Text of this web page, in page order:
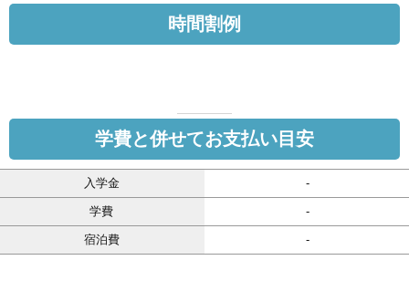
時間割例
学費と併せてお支払い目安
入学金 -
学費 -
宿泊費 -